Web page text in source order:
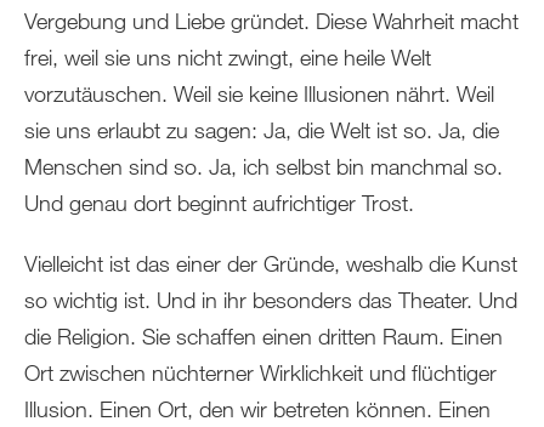
Vergebung und Liebe gründet. Diese Wahrheit macht
frei, weil sie uns nicht zwingt, eine heile Welt
vorzutäuschen. Weil sie keine Illusionen nährt. Weil
sie uns erlaubt zu sagen: Ja, die Welt ist so. Ja, die
Menschen sind so. Ja, ich selbst bin manchmal so.
Und genau dort beginnt aufrichtiger Trost.
Vielleicht ist das einer der Gründe, weshalb die Kunst
so wichtig ist. Und in ihr besonders das Theater. Und
die Religion. Sie schaffen einen dritten Raum. Einen
Ort zwischen nüchterner Wirklichkeit und flüchtiger
Illusion. Einen Ort, den wir betreten können. Einen